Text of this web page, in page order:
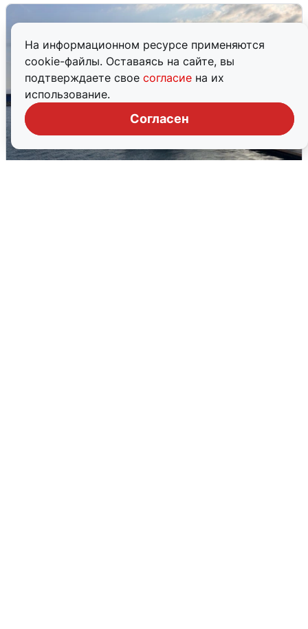
На информационном ресурсе применяются
cookie-файлы. Оставаясь на сайте, вы
подтверждаете свое согласие на их
использование.
Согласен